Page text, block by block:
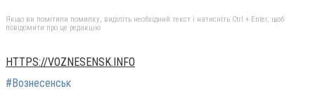
Якщо ви помітили помилку, виділіть необхідний текст і натисніть Ctrl + Enter, щоб
повідомити про це редакцію
HTTPS://VOZNESENSK.INFO
#Вознесенськ